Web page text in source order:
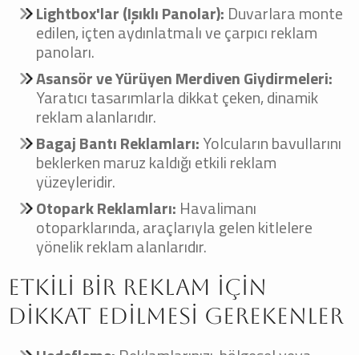
Lightbox'lar (Işıklı Panolar): Duvarlara monte
edilen, içten aydınlatmalı ve çarpıcı reklam
panoları.
Asansör ve Yürüyen Merdiven Giydirmeleri:
Yaratıcı tasarımlarla dikkat çeken, dinamik
reklam alanlarıdır.
Bagaj Bantı Reklamları:Yolcuların bavullarını
beklerken maruz kaldığı etkili reklam
yüzeyleridir.
Otopark Reklamları: Havalimanı
otoparklarında, araçlarıyla gelen kitlelere
yönelik reklam alanlarıdır.
Etkili Bir Reklam İçin
Dikkat Edilmesi Gerekenler